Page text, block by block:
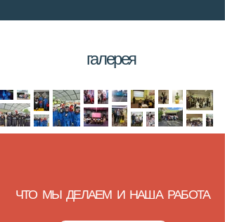
галерея
ЧТО МЫ ДЕЛАЕМ И НАША РАБОТА